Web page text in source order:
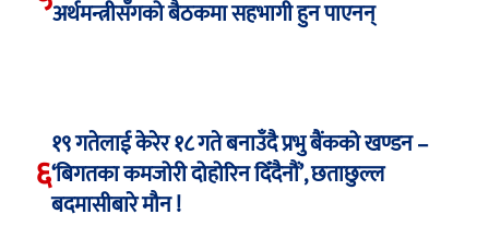
अर्थमन्त्रीसँगको बैठकमा सहभागी हुन पाएनन्
६
१९ गतेलाई केरेर १८ गते बनाउँदै प्रभु बैंकको खण्डन –
‘बिगतका कमजोरी दोहोरिन दिँदैनौं’, छताछुल्ल
बदमासीबारे मौन !